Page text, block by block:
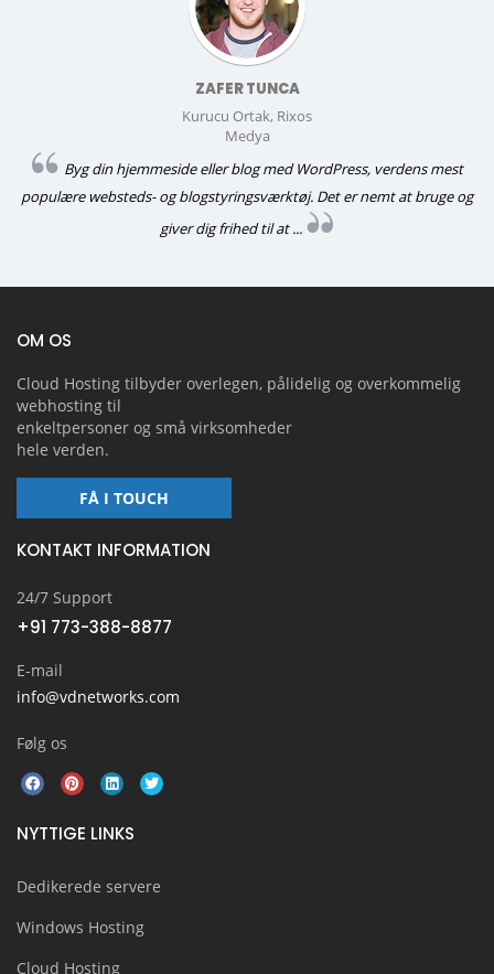
ZAFER TUNCA
Kurucu Ortak, Rixos
Medya
Byg din hjemmeside eller blog med WordPress, verdens mest
populære websteds- og blogstyringsværktøj. Det er nemt at bruge og
giver dig frihed til at ...
OM OS
Cloud Hosting tilbyder overlegen, pålidelig og overkommelig
webhosting til
enkeltpersoner og små virksomheder
hele verden.
FÅ I TOUCH
KONTAKT INFORMATION
24/7 Support
+91 773-388-8877
E-mail
info@vdnetworks.com
Følg os
NYTTIGE LINKS
Dedikerede servere
Windows Hosting
Cloud Hosting